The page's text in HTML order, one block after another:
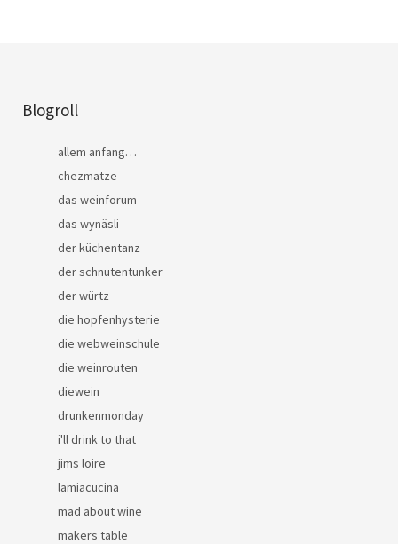
Blogroll
allem anfang…
chezmatze
das weinforum
das wynäsli
der küchentanz
der schnutentunker
der würtz
die hopfenhysterie
die webweinschule
die weinrouten
diewein
drunkenmonday
i'll drink to that
jims loire
lamiacucina
mad about wine
makers table